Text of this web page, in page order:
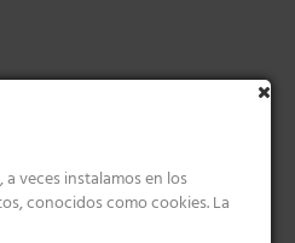
veces instalamos en los
conocidos como cookies. La